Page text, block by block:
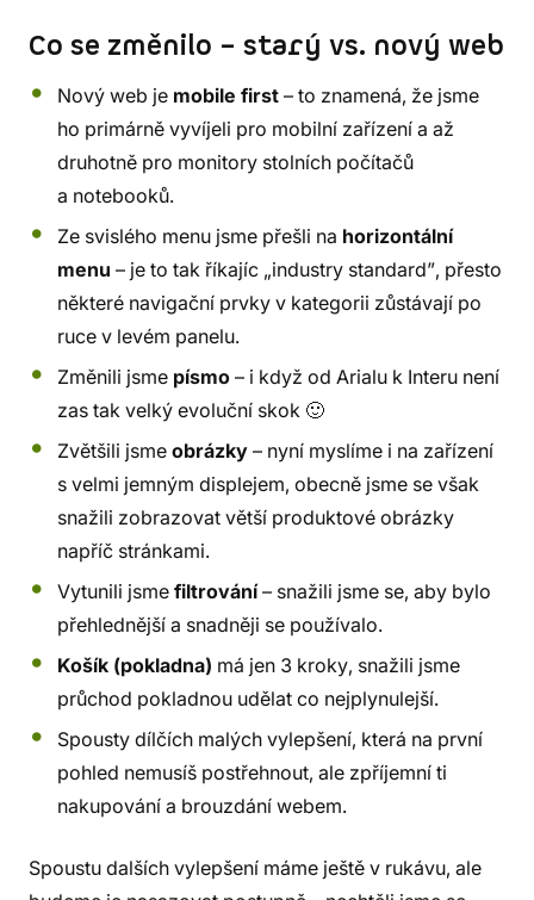
Co se změnilo – starý vs. nový web
Nový web je mobile first – to znamená, že jsme
ho primárně vyvíjeli pro mobilní zařízení a až
druhotně pro monitory stolních počítačů
a notebooků.
Ze svislého menu jsme přešli na horizontální
menu – je to tak říkajíc „industry standard”, přesto
některé navigační prvky v kategorii zůstávají po
ruce v levém panelu.
Změnili jsme písmo – i když od Arialu k Interu není
zas tak velký evoluční skok 🙂
Zvětšili jsme obrázky – nyní myslíme i na zařízení
s velmi jemným displejem, obecně jsme se však
snažili zobrazovat větší produktové obrázky
napříč stránkami.
Vytunili jsme filtrování– snažili jsme se, aby bylo
přehlednější a snadněji se používalo.
Košík (pokladna) má jen 3 kroky, snažili jsme
průchod pokladnou udělat co nejplynulejší.
Spousty dílčích malých vylepšení, která na první
pohled nemusíš postřehnout, ale zpříjemní ti
nakupování a brouzdání webem.
Spoustu dalších vylepšení máme ještě v rukávu, ale